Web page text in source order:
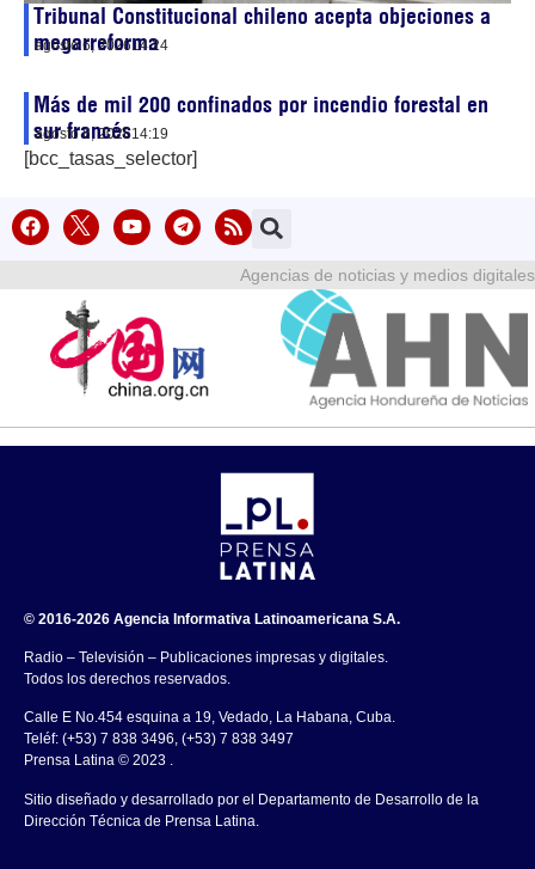
Tribunal Constitucional chileno acepta objeciones a
megarreforma
agosto 6, 202614:24
Más de mil 200 confinados por incendio forestal en
sur francés
agosto 6, 202614:19
[bcc_tasas_selector]
Agencias de noticias y medios digitales
© 2016-2026 Agencia Informativa Latinoamericana S.A.
Radio – Televisión – Publicaciones impresas y digitales.
Todos los derechos reservados.
Calle E No.454 esquina a 19, Vedado, La Habana, Cuba.
Teléf: (+53) 7 838 3496, (+53) 7 838 3497
Prensa Latina © 2023 .
Sitio diseñado y desarrollado por el Departamento de Desarrollo de la
Dirección Técnica de Prensa Latina.